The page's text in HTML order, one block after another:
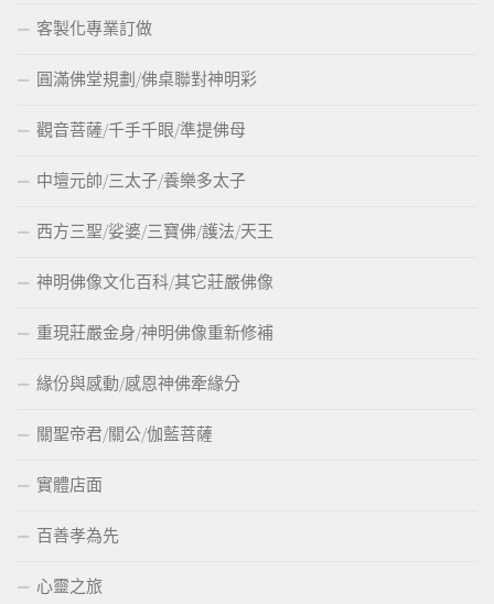
客製化專業訂做
圓滿佛堂規劃/佛桌聯對神明彩
觀音菩薩/千手千眼/準提佛母
中壇元帥/三太子/養樂多太子
西方三聖/娑婆/三寶佛/護法/天王
神明佛像文化百科/其它莊嚴佛像
重現莊嚴金身/神明佛像重新修補
緣份與感動/感恩神佛牽緣分
關聖帝君/關公/伽藍菩薩
實體店面
百善孝為先
心靈之旅